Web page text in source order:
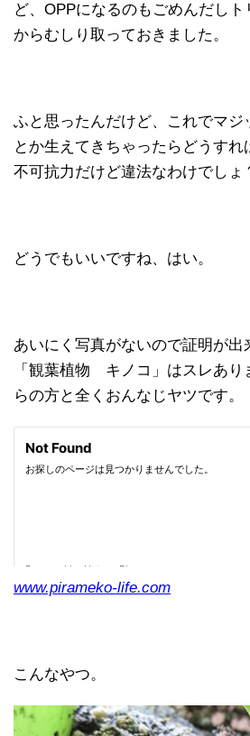
ど、OPPになるのもごめんだし
からむしり取っておきました。
ふと思ったんだけど、これでマジ
とか生えてきちゃったらどうすれ
不可抗力だけど違法なわけでしょ
どうでもいいですね、はい。
あいにく写真がないので証明が出
「観葉植物 キノコ」はスレあり
らの方と全くおんなじヤツです。
www.pirameko-life.com
こんなやつ。